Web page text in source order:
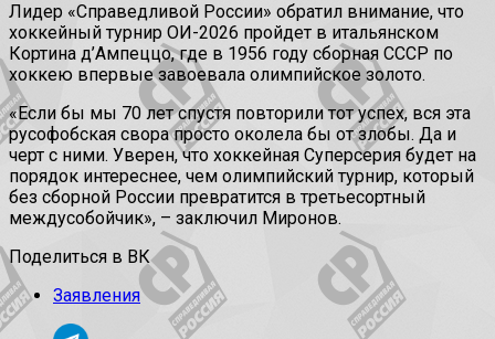
Лидер «Справедливой России» обратил внимание, что
хоккейный турнир ОИ-2026 пройдет в итальянском
Кортина д’Ампеццо, где в 1956 году сборная СССР по
хоккею впервые завоевала олимпийское золото.
«Если бы мы 70 лет спустя повторили тот успех, вся эта
русофобская свора просто околела бы от злобы. Да и
черт с ними. Уверен, что хоккейная Суперсерия будет на
порядок интереснее, чем олимпийский турнир, который
без сборной России превратится в третьесортный
междусобойчик», – заключил Миронов.
Поделиться в ВК
Заявления